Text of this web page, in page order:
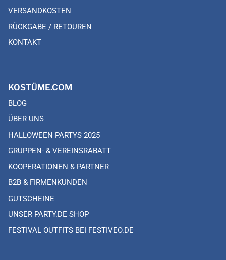
VERSANDKOSTEN
RÜCKGABE / RETOUREN
KONTAKT
KOSTÜME.COM
BLOG
ÜBER UNS
HALLOWEEN PARTYS 2025
GRUPPEN- & VEREINSRABATT
KOOPERATIONEN & PARTNER
B2B & FIRMENKUNDEN
GUTSCHEINE
UNSER PARTY.DE SHOP
FESTIVAL OUTFITS BEI FESTIVEO.DE